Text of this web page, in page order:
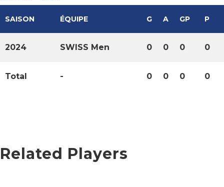
SAISON ÉQUIPE G A GP P
2024 SWISS Men 0 0 0 0
Total - 0 0 0 0
Related Players